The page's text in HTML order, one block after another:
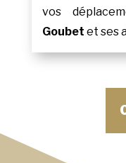
vos
Goubet et ses